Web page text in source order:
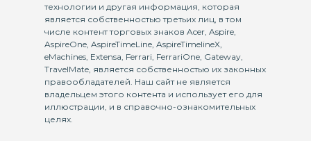
технологии и другая информация, которая
является собственностью третьих лиц, в том
числе контент торговых знаков Acer, Aspire,
AspireOne, AspireTimeLine, AspireTimelineX,
eMachines, Extensa, Ferrari, FerrariOne, Gateway,
TravelMate, является собственностью их законных
правообладателей. Наш сайт не является
владельцем этого контента и использует его для
иллюстрации, и в справочно-ознакомительных
целях.